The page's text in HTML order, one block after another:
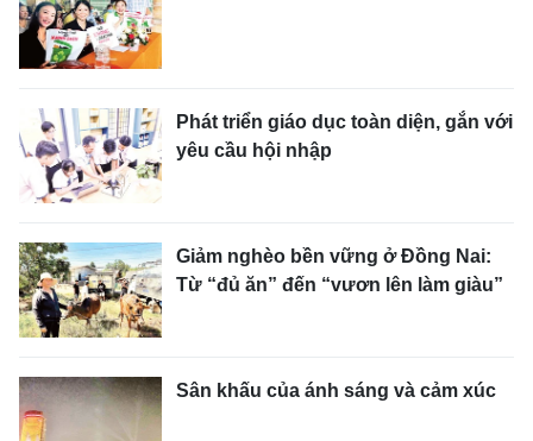
Phát triển giáo dục toàn diện, gắn với
yêu cầu hội nhập
Giảm nghèo bền vững ở Đồng Nai:
Từ “đủ ăn” đến “vươn lên làm giàu”
Sân khấu của ánh sáng và cảm xúc